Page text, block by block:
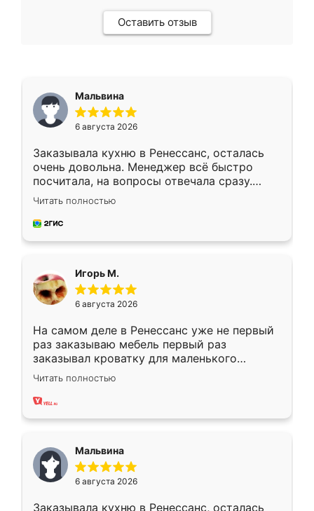
Оставить отзыв
Мальвина
6 августа 2026
Заказывала кухню в Ренессанс, осталась
очень довольна. Менеджер всё быстро
посчитала, на вопросы отвечала сразу.
Замерщик приехал в субботу, подошёл к
делу со всей ответственностью. Собрали
за день, ребята работали аккуратно, даже
Читать полностью
Игорь М.
6 августа 2026
На самом деле в Ренессанс уже не первый
раз заказываю мебель первый раз
заказывал кроватку для маленького
ребёнка при его рождении ,во второй раз
заказал шкаф-купе. По качеству очень
хорошее сборка достаточно быстрая,
меньше, здесь же он более разнообразный.
Мне нравится ,если что-то потребуется из
мебели буду заказывать только здесь.
Читать полностью
Мальвина
6 августа 2026
Заказывала кухню в Ренессанс, осталась